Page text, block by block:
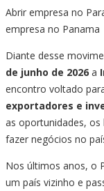
Abrir empresa no
empresa no Panama
Diante desse
de junho de 2026 a
encontro voltado
exportadores e
as oportunidades, os
fazer negócios no
Nos últimos anos, o
um país vizinho e